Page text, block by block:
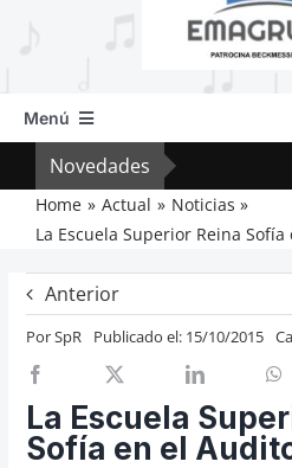
Menú
Inicio
Actual
Artículos
Crítica
Previos de ópera
Cosas de Beckmesser
Novedades
Home Actual
Noticias
La Escuela Superior Reina
Anterior
PorSpR Publicado el: 15/10/2015
La Escuela
Sofía en el